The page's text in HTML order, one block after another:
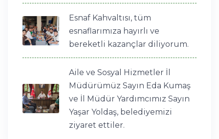
Esnaf Kahvaltısı, tüm
esnaflarımıza hayırlı ve
bereketli kazançlar diliyorum.
Aile ve Sosyal Hizmetler İl
Müdürümüz Sayın Eda Kumaş
ve İl Müdür Yardımcımız Sayın
Yaşar Yoldaş, belediyemizi
ziyaret ettiler.